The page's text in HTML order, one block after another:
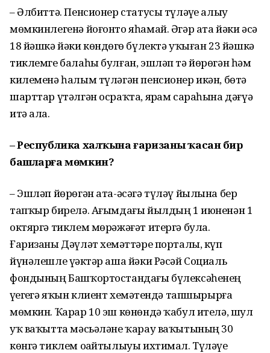
– Әлбиттә. Пенсионер статусы түләүҙе алыу
мөмкинлегенә йоғонто яһамай. Әгәр ата йәки әсә
18 йәшкә йәки көндөҙгө бүлектә уҡыған 23 йәшкә
тиклемге балаһы булған, эшләп тә йөрөгән һәм
килеменә һалым түләгән пенсионер икән, бөтә
шарттар үтәлгән осраҡта, ярҙам сараһына дәғүә
итә ала.
– Республика халҡына ғаризаны ҡасан бирә
башларға мөмкин?
– Эшләп йөрөгән ата-әсәгә түләү йылына бер
тапҡыр бирелә. Ағымдағы йылдың 1 июненән 1
октяргә тиклем мөрәжәғәт итергә була.
Ғаризаны Дәүләт хеҙмәттәре порталы, күп
йүнәлешле үҙәктәр аша йәки Рәсәй Социаль
фондының Башҡортостандағы бүлексәһенең
үҙегеҙгә яҡын клиент хеҙмәтендә тапшырырға
мөмкин. Ҡарар 10 эш көнөндә ҡабул ителә, шул
уҡ ваҡытта мәсьәләне ҡарау ваҡытының 30
көнгә тиклем оҙайтылыуы ихтимал. Түләүҙе